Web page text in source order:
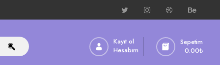
Kayıt ol
Hesabım
Sepetim
0.00₺